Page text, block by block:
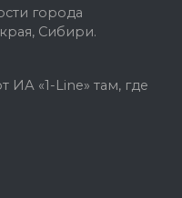
города
Сибири.
ИА «1-Line» там, где